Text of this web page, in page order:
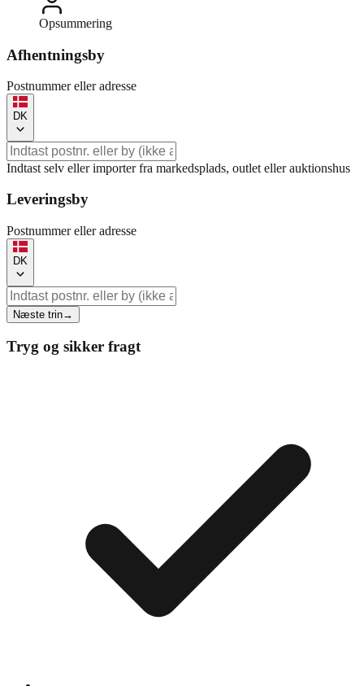
Opsummering
Afhentningsby
Postnummer eller adresse
DK
Indtast selv eller importer fra markedsplads, outlet eller auktionshus
Leveringsby
Postnummer eller adresse
DK
Næste trin→
Tryg og sikker fragt